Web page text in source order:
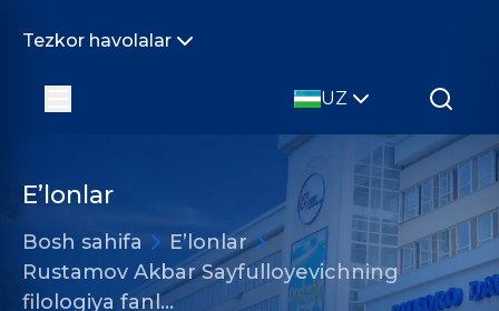
Tezkor havolalar
UZ
E’lonlar
Bosh sahifa
E’lonlar
Rustamov Akbar Sayfulloyevichning
filologiya fanl…